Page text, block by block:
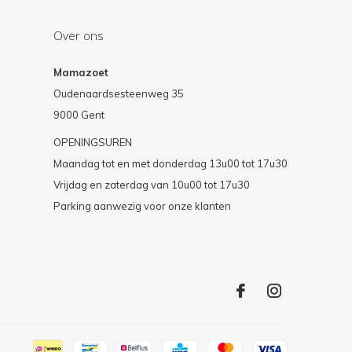
Over ons
Mamazoet
Oudenaardsesteenweg 35
9000 Gent
OPENINGSUREN
Maandag tot en met donderdag 13u00 tot 17u30
Vrijdag en zaterdag van 10u00 tot 17u30
Parking aanwezig voor onze klanten